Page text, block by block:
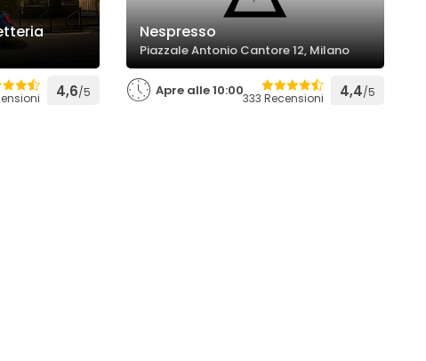
4,6/5
Nespresso
Piazzale Antonio Cantore 12, Milano
Apre alle 10:00333 Recensioni 4,4/5